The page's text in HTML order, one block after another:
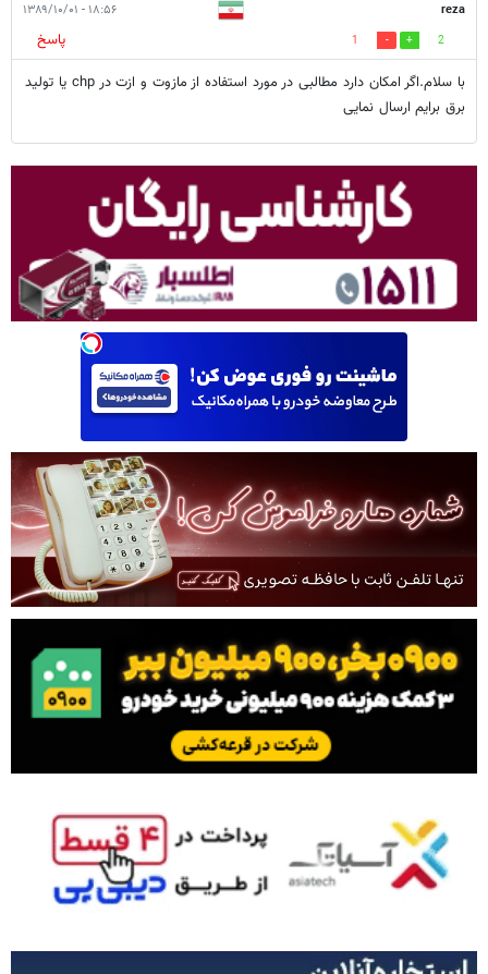
reza ۱۸:۵۶ - ۱۳۸۹/۱۰/۰۱
2
1
پاسخ
با سلام.اگر امکان دارد مطالبی در مورد استفاده از مازوت و ازت در chp یا تولید
برق برایم ارسال نمایی